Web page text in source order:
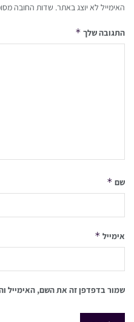
האימייל לא יוצג באתר. שדות החובה
התגובה שלך *
שם *
אימייל *
שמור בדפדפן זה את השם, האימייל